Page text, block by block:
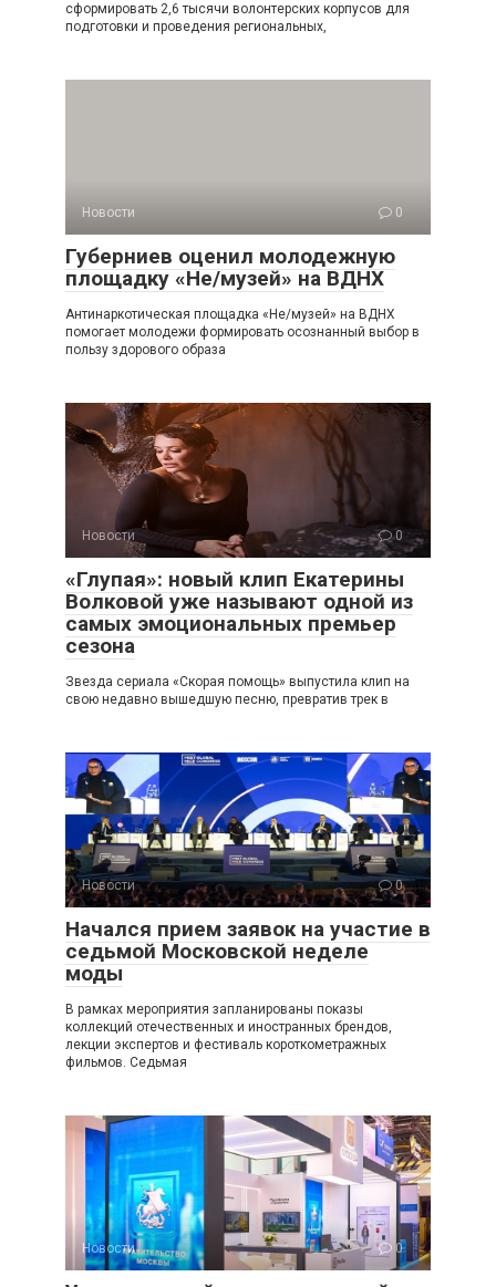
сформировать 2,6 тысячи волонтерских корпусов для
подготовки и проведения региональных,
Новости 0
Губерниев оценил молодежную
площадку «Не/музей» на ВДНХ
Антинаркотическая площадка «Не/музей» на ВДНХ
помогает молодежи формировать осознанный выбор в
пользу здорового образа
Новости 0
«Глупая»: новый клип Екатерины
Волковой уже называют одной из
самых эмоциональных премьер
сезона
Звезда сериала «Скорая помощь» выпустила клип на
свою недавно вышедшую песню, превратив трек в
Новости 0
Начался прием заявок на участие в
седьмой Московской неделе
моды
В рамках мероприятия запланированы показы
коллекций отечественных и иностранных брендов,
лекции экспертов и фестиваль короткометражных
фильмов. Седьмая
Новости 0